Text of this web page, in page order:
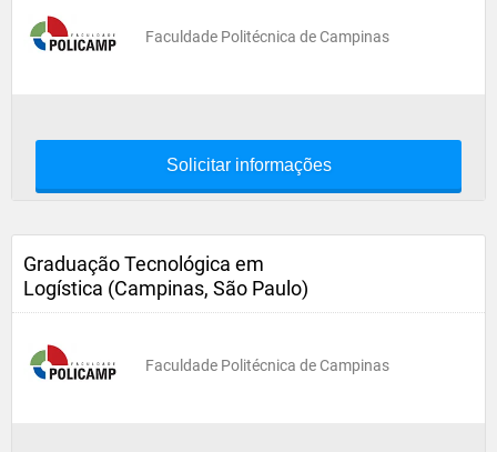
Faculdade Politécnica de Campinas
Solicitar informações
Graduação Tecnológica em
Logística (Campinas, São Paulo)
Faculdade Politécnica de Campinas